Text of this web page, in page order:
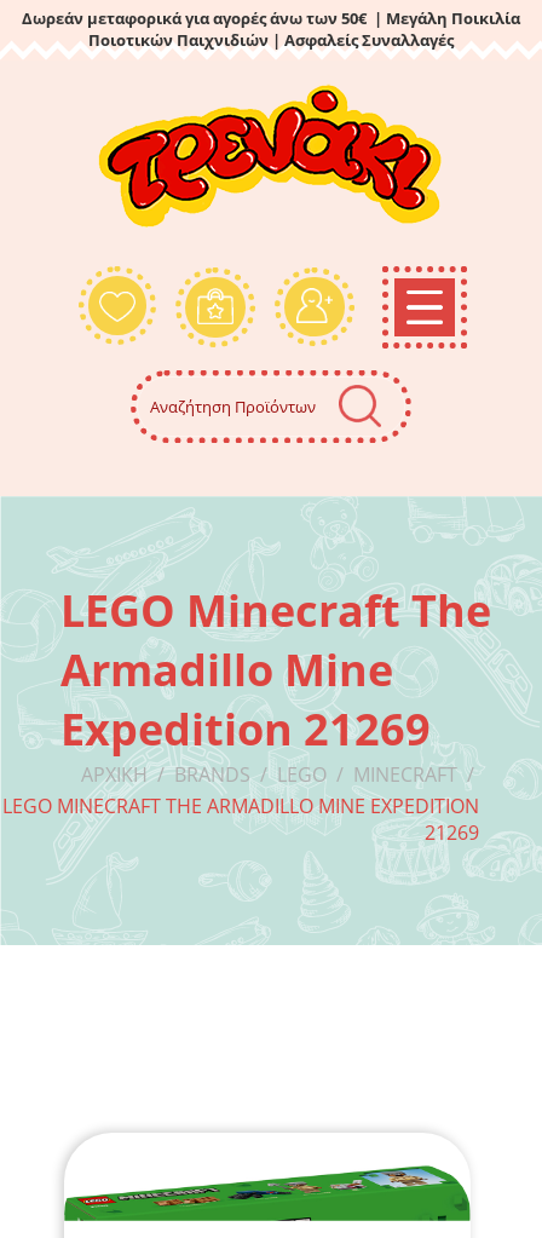
Δωρεάν μεταφορικά για αγορές άνω των 50€ | Μεγάλη Ποικιλία
Ποιοτικών Παιχνιδιών | Ασφαλείς Συναλλαγές
LEGO Minecraft The
Armadillo Mine
Expedition 21269
ΑΡΧΙΚΉ / BRANDS / LEGO / MINECRAFT /
LEGO MINECRAFT THE ARMADILLO MINE EXPEDITION
21269